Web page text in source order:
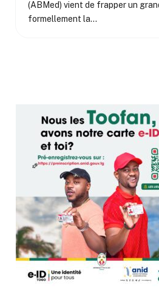
(ABMed) vient de frapper un
formellement la…